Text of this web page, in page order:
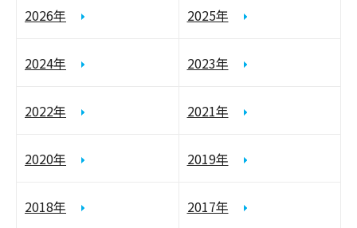
2026年 2025年
2024年 2023年
2022年 2021年
2020年 2019年
2018年 2017年